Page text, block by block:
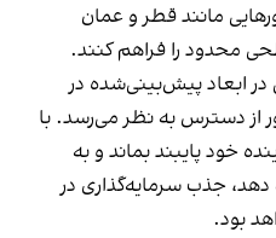
مانند قطر و عمان
محدود را فراهم کنند.
در ابعاد پیش‌بینی‌شده در
از دسترس به نظر می‌رسد. با
خود پایبند بماند و به
دهد، جذب سرمایه‌گذاری در
بود.